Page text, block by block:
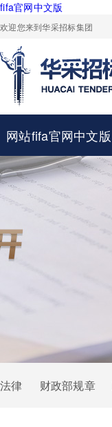
fifa官网中文版
欢迎您来到华采招标集团
网站fifa官网中文版
法律 财政部规章